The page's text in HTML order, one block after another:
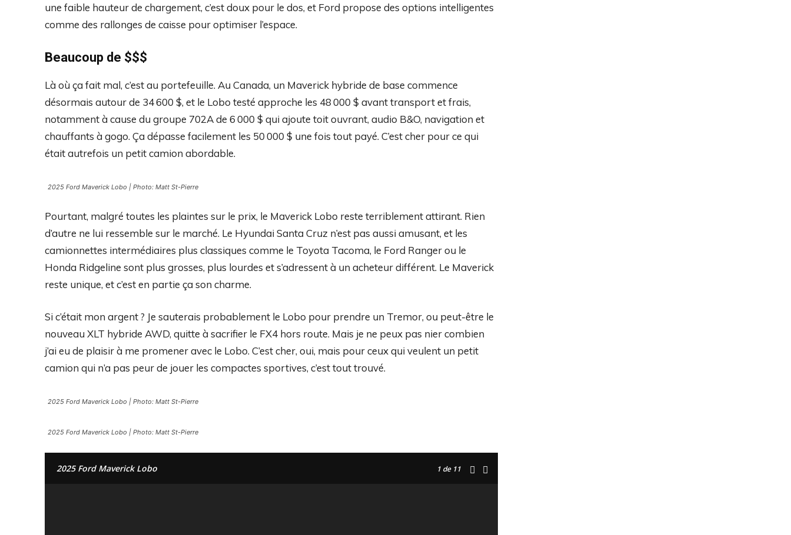
une faible hauteur de chargement, c’est doux pour le dos, et Ford propose des options intelligentes
comme des rallonges de caisse pour optimiser l’espace.
Beaucoup de $$$
Là où ça fait mal, c’est au portefeuille. Au Canada, un Maverick hybride de base commence
désormais autour de 34 600 $, et le Lobo testé approche les 48 000 $ avant transport et frais,
notamment à cause du groupe 702A de 6 000 $ qui ajoute toit ouvrant, audio B&O, navigation et
chauffants à gogo. Ça dépasse facilement les 50 000 $ une fois tout payé. C’est cher pour ce qui
était autrefois un petit camion abordable.
2025 Ford Maverick Lobo | Photo: Matt St-Pierre
Pourtant, malgré toutes les plaintes sur le prix, le Maverick Lobo reste terriblement attirant. Rien
d’autre ne lui ressemble sur le marché. Le Hyundai Santa Cruz n’est pas aussi amusant, et les
camionnettes intermédiaires plus classiques comme le Toyota Tacoma, le Ford Ranger ou le
Honda Ridgeline sont plus grosses, plus lourdes et s’adressent à un acheteur différent. Le Maverick
reste unique, et c’est en partie ça son charme.
Si c’était mon argent ? Je sauterais probablement le Lobo pour prendre un Tremor, ou peut-être le
nouveau XLT hybride AWD, quitte à sacrifier le FX4 hors route. Mais je ne peux pas nier combien
j’ai eu de plaisir à me promener avec le Lobo. C’est cher, oui, mais pour ceux qui veulent un petit
camion qui n’a pas peur de jouer les compactes sportives, c’est tout trouvé.
2025 Ford Maverick Lobo | Photo: Matt St-Pierre
2025 Ford Maverick Lobo | Photo: Matt St-Pierre
2025 Ford Maverick Lobo 1 de 11